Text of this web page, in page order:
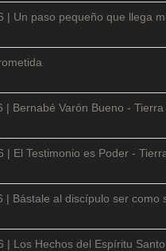
| Un paso pequeño que llega
Bernabé Varón Bueno -
El Testimonio es Poder -
| Bástale al discípulo ser como
| Los Hechos del Espíritu